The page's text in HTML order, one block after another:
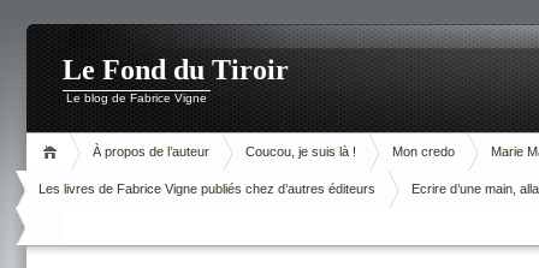
Le Fond du Tiroir
Le blog de Fabrice Vigne
À propos de l’auteur Coucou, je suis là ! Mon credo Marie
Les livres de Fabrice Vigne publiés chez d’autres éditeurs Ecrire d’une main,